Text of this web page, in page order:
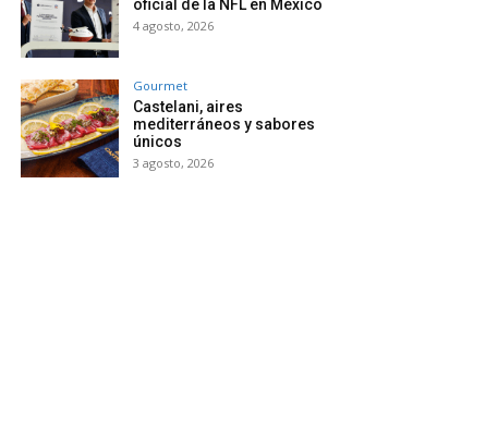
oficial de la NFL en México
4 agosto, 2026
Gourmet
Castelani, aires
mediterráneos y sabores
únicos
3 agosto, 2026